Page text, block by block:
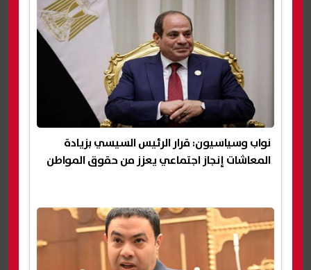
نواب وسياسيون: قرار الرئيس السيسي بزيادة
المعاشات إنجاز اجتماعي يعزز من حقوق المواطن